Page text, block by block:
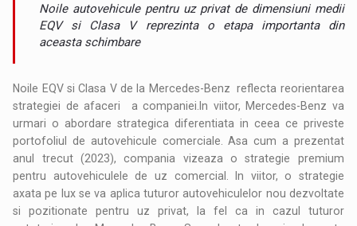
Noile autovehicule pentru uz privat de dimensiuni medii
EQV si Clasa V reprezinta o etapa importanta din
aceasta schimbare
Noile EQV si Clasa V de la Mercedes-Benz reflecta reorientarea
strategiei de afaceri a companiei.In viitor, Mercedes-Benz va
urmari o abordare strategica diferentiata in ceea ce priveste
portofoliul de autovehicule comerciale. Asa cum a prezentat
anul trecut (2023), compania vizeaza o strategie premium
pentru autovehiculele de uz comercial. In viitor, o strategie
axata pe lux se va aplica tuturor autovehiculelor nou dezvoltate
si pozitionate pentru uz privat, la fel ca in cazul tuturor